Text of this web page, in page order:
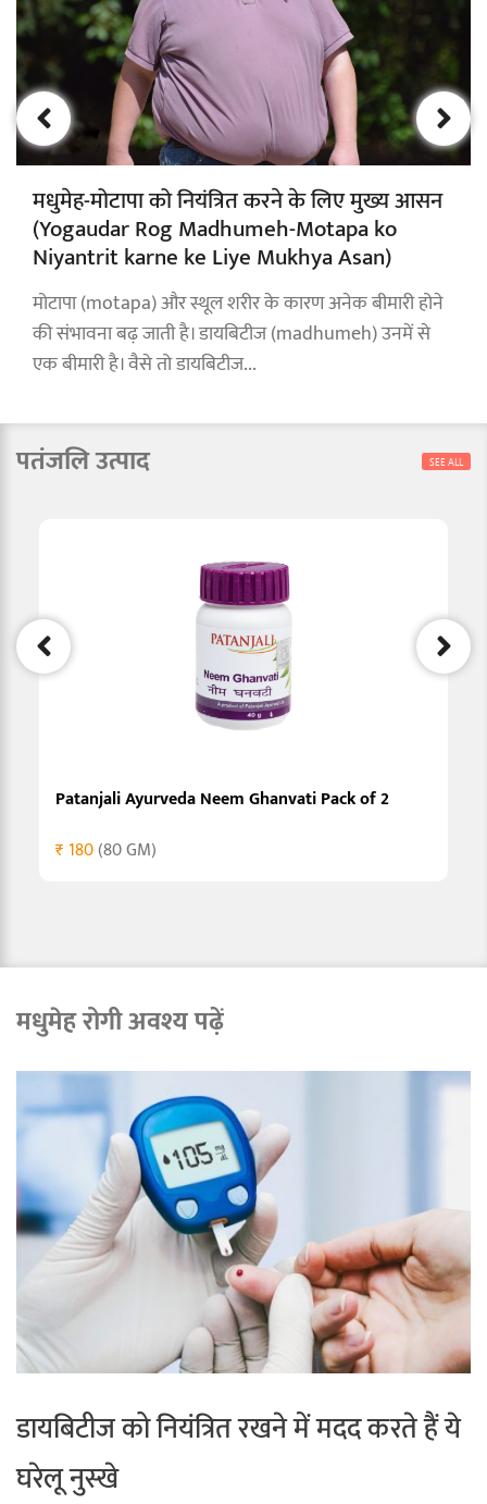
मधुमेह-मोटापा को नियंत्रित करने के लिए मुख्य आसन
(Yogaudar Rog Madhumeh-Motapa ko
Niyantrit karne ke Liye Mukhya Asan)
मोटापा (motapa) और स्थूल शरीर के कारण अनेक बीमारी होने
की संभावना बढ़ जाती है। डायबिटीज (madhumeh) उनमें से
एक बीमारी है। वैसे तो डायबिटीज...
पतंजलि उत्पाद SEE ALL
Patanjali Ayurveda Neem Ghanvati Pack of 2
₹ 180(80 GM)
मधुमेह रोगी अवश्य पढ़ें
डायबिटीज को नियंत्रित रखने में मदद करते हैं ये
घरेलू नुस्खे